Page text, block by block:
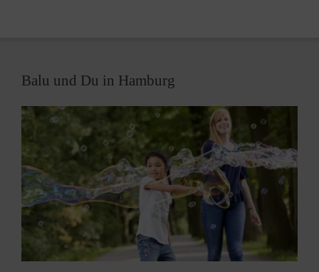
Leuten in diesem baltischen Staat besonders
verbunden und verantwortlich für diesen Dienst an
den den Armen und Kranken. Eine Fülle von
Transporten mit Hilfsgütern verschiedener Art
strömen alljährlich in die Zentren der Not.
Freundschaften entstanden, und es gibt inzwischen
einen eigenständigen Malteser Hilfsdienst Litauens.
Sein Name ist: Maltos Ordino Pagalbos Tarnyba. Die
Zusammenarbeit konzentriert sich auf die Hilfe in
Krankenhäusern, Altenheimen, Kinderheimen und
Balu und Du in Hamburg